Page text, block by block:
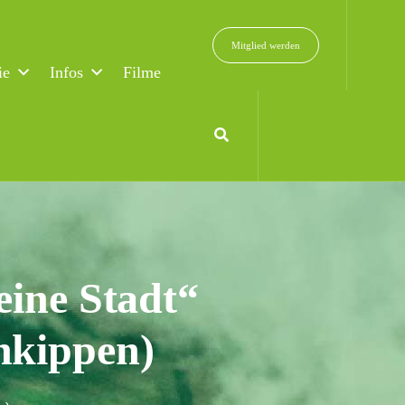
Infos Filme
Mitglied werden
Stadt“